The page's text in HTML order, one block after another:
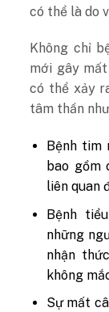
có thể là do
Không chỉ
mới gây
có thể xảy
tâm thần
Bệnh tim
bao gồm
liên quan
Bệnh
những
nhận
không
Sự mất